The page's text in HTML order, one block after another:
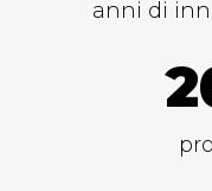
anni di